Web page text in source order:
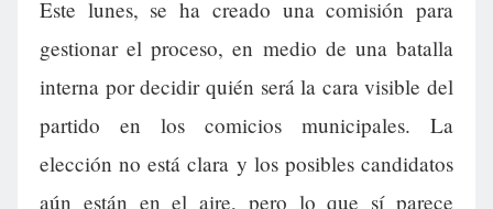
Este lunes, se ha creado una comisión para
gestionar el proceso, en medio de una batalla
interna por decidir quién será la cara visible del
partido en los comicios municipales. La
elección no está clara y los posibles candidatos
aún están en el aire, pero lo que sí parece